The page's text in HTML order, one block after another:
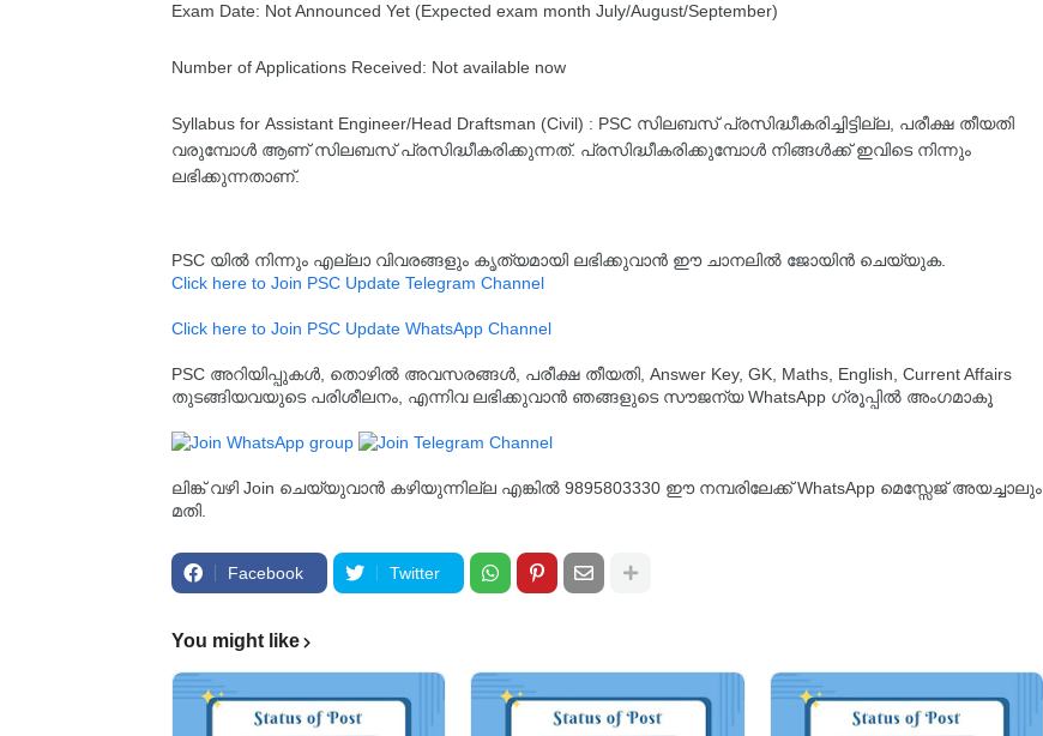
Exam Date: Not Announced Yet (Expected exam month July/August/September)
Number of Applications Received: Not available now
Syllabus for Assistant Engineer/Head Draftsman (Civil) : PSC സിലബസ് പ്രസിദ്ധീകരിച്ചിട്ടില്ല, പരീക്ഷ തീയതി
വരുമ്പോൾ ആണ് സിലബസ് പ്രസിദ്ധീകരിക്കുന്നത്. പ്രസിദ്ധീകരിക്കുമ്പോൾ നിങ്ങൾക്ക് ഇവിടെ നിന്നും
ലഭിക്കുന്നതാണ്.
PSC യിൽ നിന്നും എല്ലാ വിവരങ്ങളും കൃത്യമായി ലഭിക്കുവാൻ ഈ ചാനലിൽ ജോയിൻ ചെയ്യുക.
Click here to Join PSC Update Telegram Channel
Click here to Join PSC Update WhatsApp Channel
PSC അറിയിപ്പുകൾ, തൊഴിൽ അവസരങ്ങൾ, പരീക്ഷ തീയതി, Answer Key, GK, Maths, English, Current Affairs
തുടങ്ങിയവയുടെ പരിശീലനം, എന്നിവ ലഭിക്കുവാൻ ഞങ്ങളുടെ സൗജന്യ WhatsApp ഗ്രൂപ്പിൽ അംഗമാകൂ
ലിങ്ക് വഴി Join ചെയ്യുവാൻ കഴിയുന്നില്ല എങ്കിൽ 9895803330 ഈ നമ്പരിലേക്ക് WhatsApp മെസ്സേജ് അയച്ചാലും
മതി.
Facebook Twitter
You might like